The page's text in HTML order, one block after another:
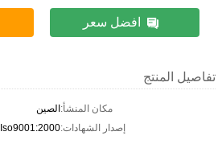
افضل سعر
تفاصيل المنتج
مكان المنشأ:الصين
إصدار الشهادات:Iso9001:2000